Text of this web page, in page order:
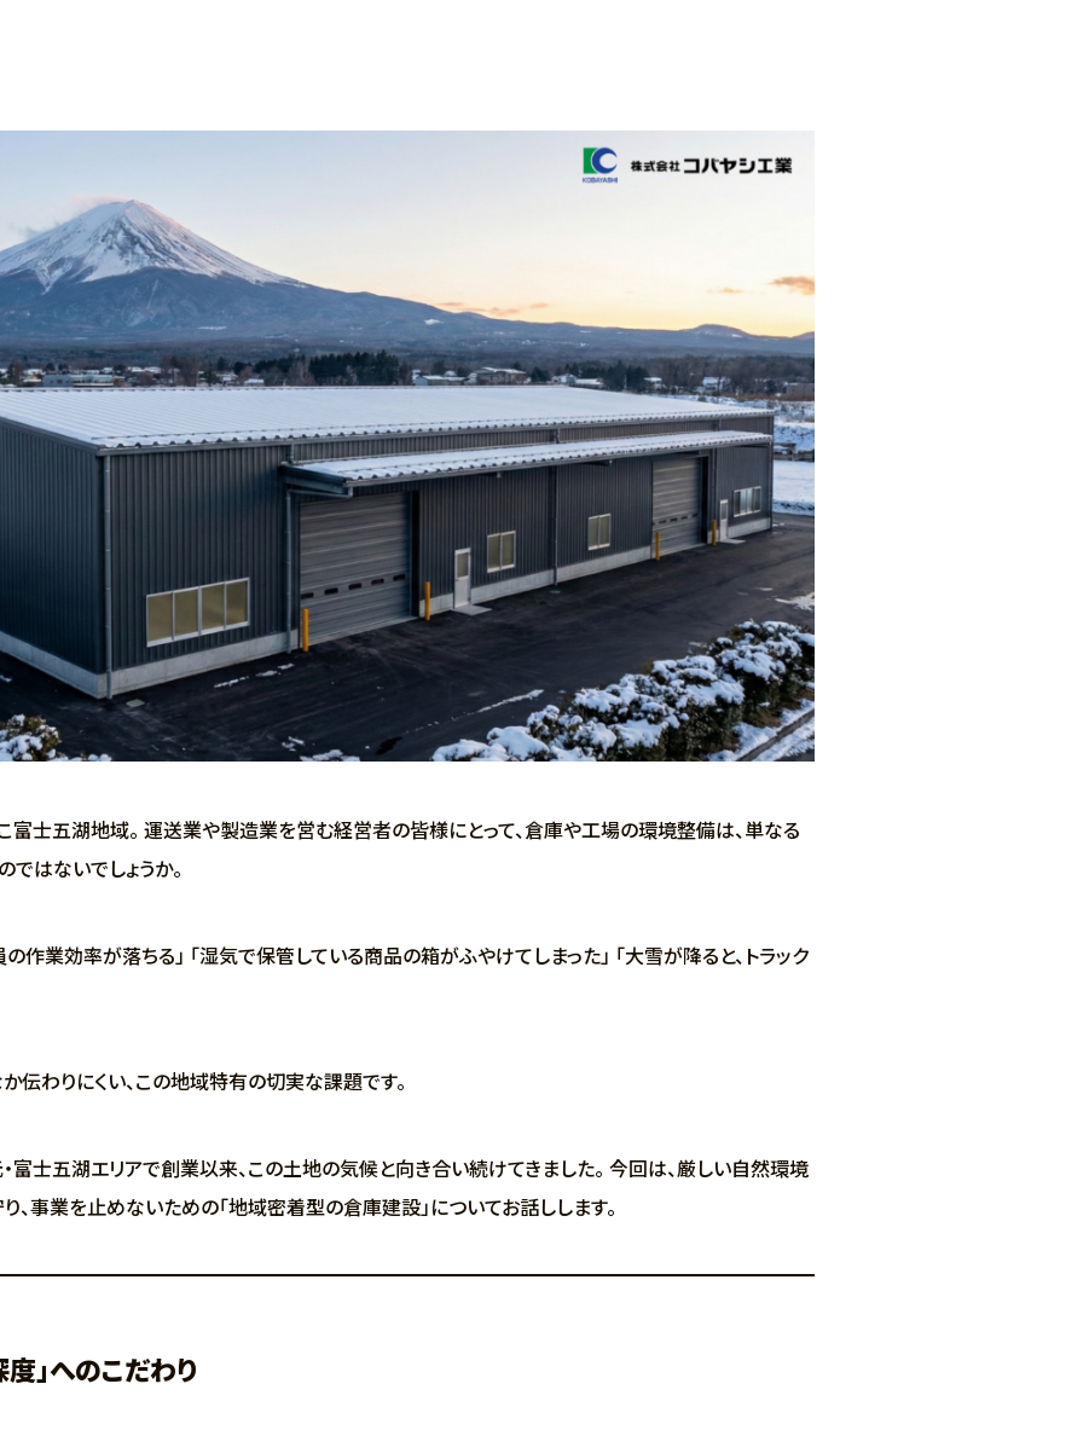
富士五湖地域。 運送業や製造業を営む経営者の皆様にとって、倉庫や工場の環境整備は、単なる
はないでしょうか。
作業効率が落ちる」 「湿気で保管している商品の箱がふやけてしまった」 「大雪が降ると、トラック
伝わりにくい、この地域特有の切実な課題です。
富士五湖エリアで創業以来、この土地の気候と向き合い続けてきました。 今回は、厳しい自然環境
、事業を止めないための「地域密着型の倉庫建設」についてお話しします。
」へのこだわり